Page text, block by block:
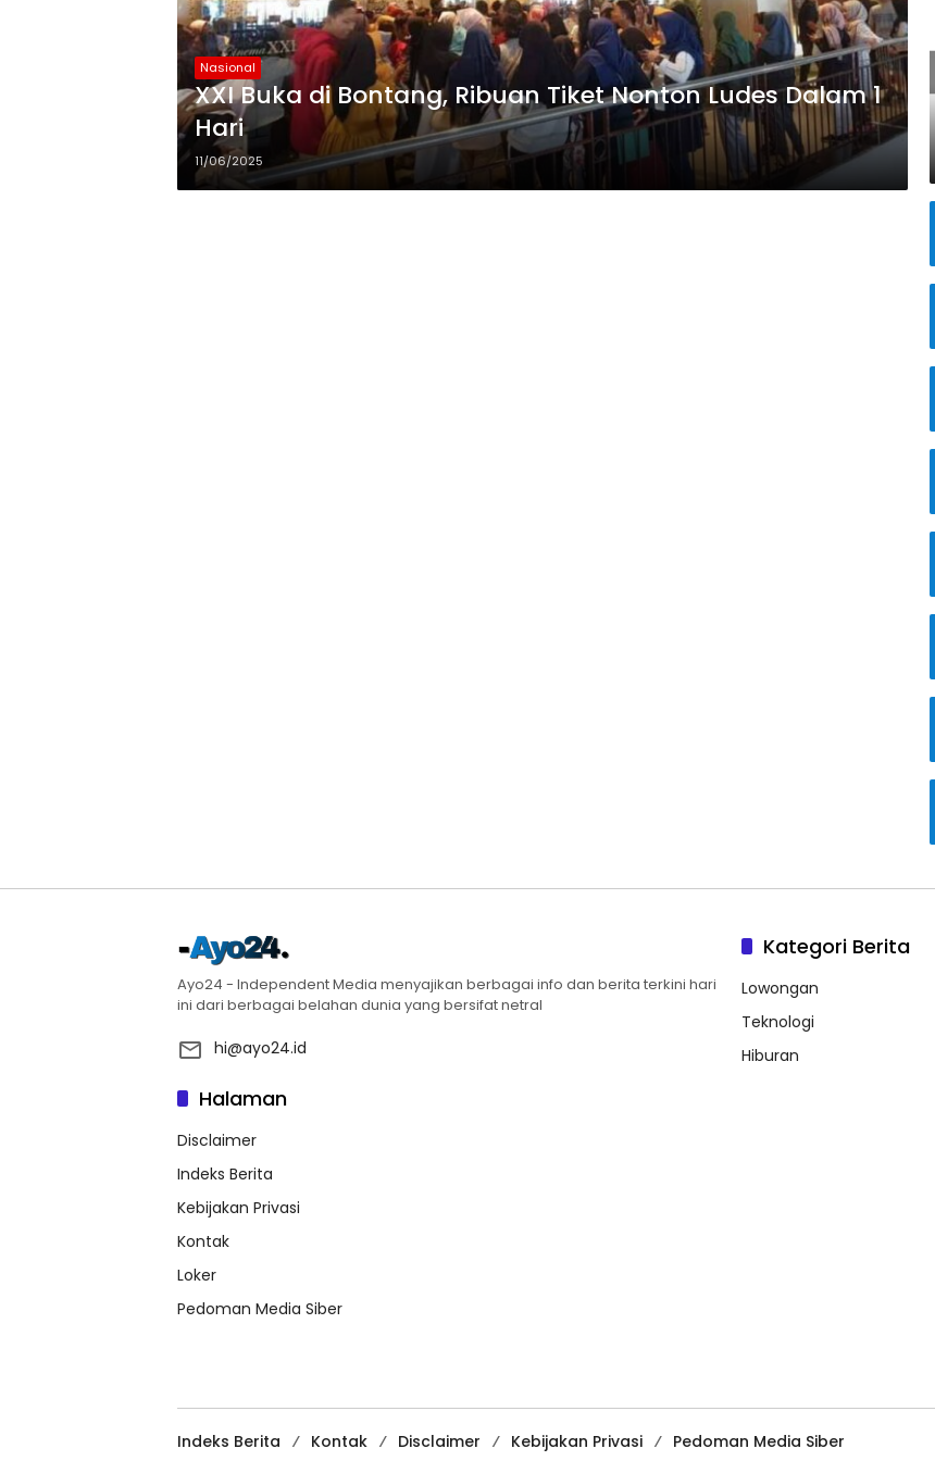
Nasional
XXI Buka di Bontang, Ribuan Tiket Nonton Ludes Dalam 1
Hari
11/06/2025
Ayo24 - Independent Media menyajikan berbagai info dan berita terkini hari
ini dari berbagai belahan dunia yang bersifat netral
hi@ayo24.id
Halaman
Disclaimer
Indeks Berita
Kebijakan Privasi
Kontak
Loker
Pedoman Media Siber
Kategori Berita
Lowongan
Teknologi
Hiburan
Indeks Berita Kontak Disclaimer Kebijakan Privasi Pedoman Media Siber